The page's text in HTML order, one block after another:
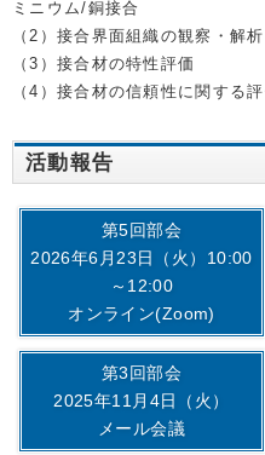
ミニウム/銅接合
（2）接合界面組織の観察・解析
（3）接合材の特性評価
（4）接合材の信頼性に関する
活動報告
第5回部会
2026年6月23日（火）10:00
～12:00
オンライン(Zoom)
第3回部会
2025年11月4日（火）
メール会議